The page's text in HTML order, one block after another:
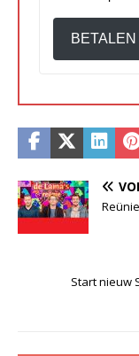
BETALEN
Start nieuw